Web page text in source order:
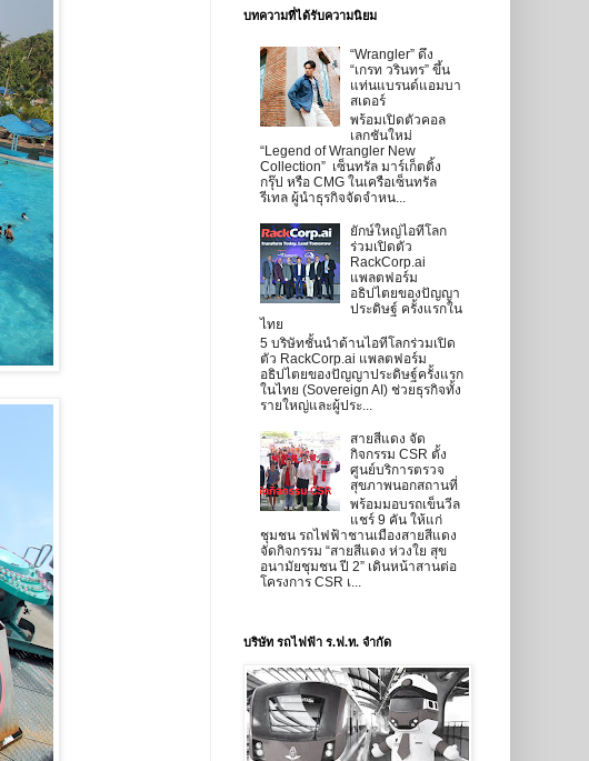
บทความที่ได้รับความนิยม
“Wrangler” ดึง
“เกรท วรินทร” ขึ้น
แท่นแบรนด์แอมบา
สเดอร์
พร้อมเปิดตัวคอล
เลกชันใหม่
“Legend of Wrangler New
Collection” เซ็นทรัล มาร์เก็ตติ้ง
กรุ๊ป หรือ CMG ในเครือเซ็นทรัล
รีเทล ผู้นำธุรกิจจัดจำหน...
ยักษ์ใหญ่ไอทีโลก
ร่วมเปิดตัว
RackCorp.ai
แพลตฟอร์ม
อธิปไตยของปัญญา
ประดิษฐ์ ครั้งแรกใน
ไทย
5 บริษัทชั้นนำด้านไอทีโลกร่วมเปิด
ตัว RackCorp.ai แพลตฟอร์ม
อธิปไตยของปัญญาประดิษฐ์ครั้งแรก
ในไทย (Sovereign AI) ช่วยธุรกิจทั้ง
รายใหญ่และผู้ประ...
สายสีแดง จัด
กิจกรรม CSR ตั้ง
ศูนย์บริการตรวจ
สุขภาพนอกสถานที่
พร้อมมอบรถเข็นวีล
แชร์ 9 คัน ให้แก่
ชุมชน รถไฟฟ้าชานเมืองสายสีแดง
จัดกิจกรรม “สายสีแดง ห่วงใย สุข
อนามัยชุมชน ปี 2” เดินหน้าสานต่อ
โครงการ CSR เ...
บริษัท รถไฟฟ้า ร.ฟ.ท. จำกัด